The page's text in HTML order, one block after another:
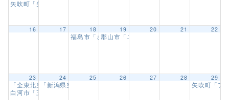
矢吹町「矢吹フロンティア祭り 演武会」
16 17 18
福島市「さくら幼稚園武道教室」【8回目】
19
郡山市「ユーパロ室ノ木保育園武道教室
20 21 22
23
「全東北空手道選手権大会」
白河市「五箇中学校跡地イベント 演武会」
24
「新潟県空手道選手権大会」
25 26 27 28 29
矢吹町「